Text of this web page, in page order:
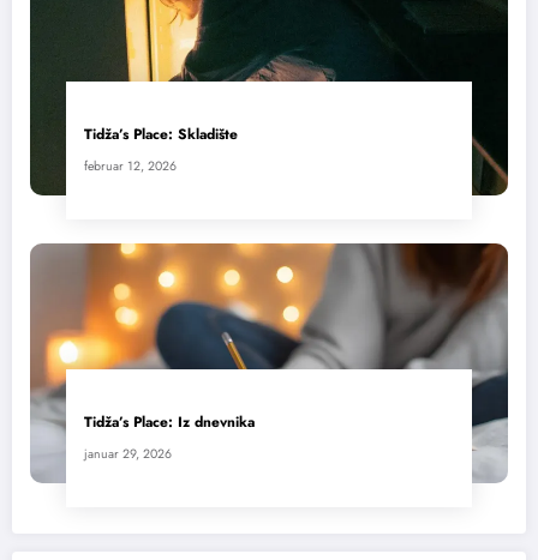
Tidža’s Place: Skladište
februar 12, 2026
Tidža’s Place: Iz dnevnika
januar 29, 2026